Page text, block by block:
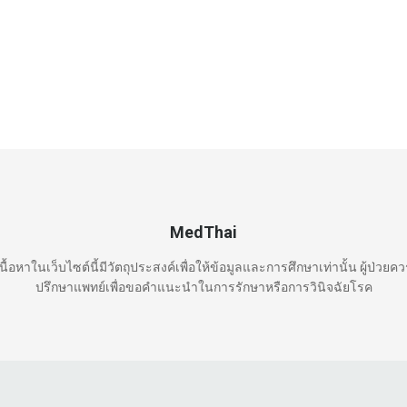
MedThai
อหาในเว็บไซต์นี้มีวัตถุประสงค์เพื่อให้ข้อมูลและการศึกษาเท่านั้น ผู้ป่วยค
ปรึกษาแพทย์เพื่อขอคำแนะนำในการรักษาหรือการวินิจฉัยโรค